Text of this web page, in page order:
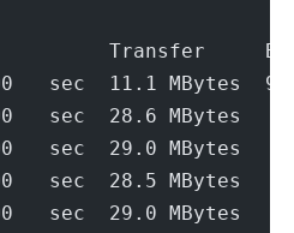
Transfer
sec  11.1
sec  28.6
sec  29.0
sec  28.5
sec  29.0